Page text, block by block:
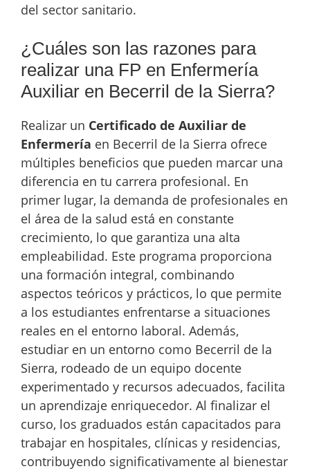
del sector sanitario.
¿Cuáles son las razones para
realizar una FP en Enfermería
Auxiliar en Becerril de la Sierra?
Realizar un Certificado de Auxiliar de
Enfermería en Becerril de la Sierra ofrece
múltiples beneficios que pueden marcar una
diferencia en tu carrera profesional. En
primer lugar, la demanda de profesionales en
el área de la salud está en constante
crecimiento, lo que garantiza una alta
empleabilidad. Este programa proporciona
una formación integral, combinando
aspectos teóricos y prácticos, lo que permite
a los estudiantes enfrentarse a situaciones
reales en el entorno laboral. Además,
estudiar en un entorno como Becerril de la
Sierra, rodeado de un equipo docente
experimentado y recursos adecuados, facilita
un aprendizaje enriquecedor. Al finalizar el
curso, los graduados están capacitados para
trabajar en hospitales, clínicas y residencias,
contribuyendo significativamente al bienestar